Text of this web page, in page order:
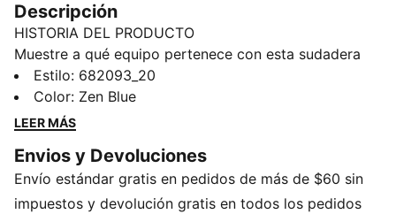
Descripción
HISTORIA DEL PRODUCTO
Muestre a qué equipo pertenece con esta sudadera
con capucha aprobada por PUMA. Perfecto para
representar su marca favorita en la calle o pasar un
día relajado en el interior.
Producto fabricado con al menos un 20% de material
reciclado.
DETALLES
Estilo: 682093_20
Color: Zen Blue
LEER MÁS
Envios y Devoluciones
Envío estándar gratis en pedidos de más de $60 sin
impuestos y devolución gratis en todos los pedidos